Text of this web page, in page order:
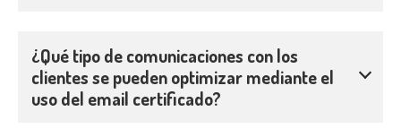
¿Qué tipo de comunicaciones con los
clientes se pueden optimizar mediante el
uso del email certificado?